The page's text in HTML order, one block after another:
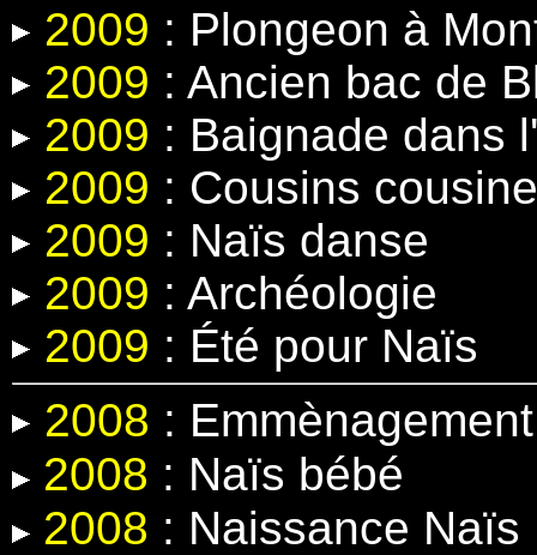
2009 : Plongeon à
2009 : Ancien bac de
2009 : Baignade dans
2009 : Cousins cousine
2009 : Naïs danse
2009 : Archéologie
2009 : Été pour Naïs
2008 :
2008 : Naïs bébé
2008 : Naissance Naïs